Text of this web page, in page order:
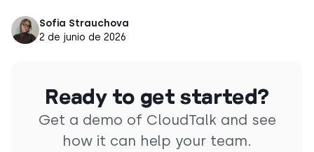
Sofia Strauchova
2 de junio de 2026
Ready to get started?
Get a demo of CloudTalk and see
how it can help your team.